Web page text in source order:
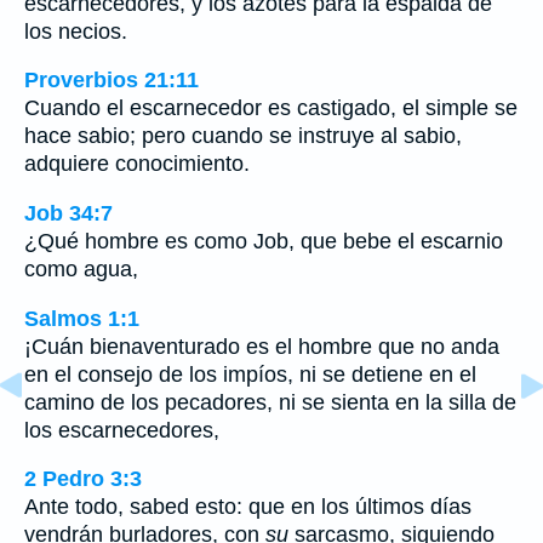
los necios.
Proverbios 21:11
Cuando el escarnecedor es castigado, el simple se
hace sabio; pero cuando se instruye al sabio,
adquiere conocimiento.
Job 34:7
¿Qué hombre es como Job, que bebe el escarnio
como agua,
Salmos 1:1
¡Cuán bienaventurado es el hombre que no anda
en el consejo de los impíos, ni se detiene en el
camino de los pecadores, ni se sienta en la silla de
los escarnecedores,
2 Pedro 3:3
Ante todo, sabed esto: que en los últimos días
vendrán burladores, con su sarcasmo, siguiendo